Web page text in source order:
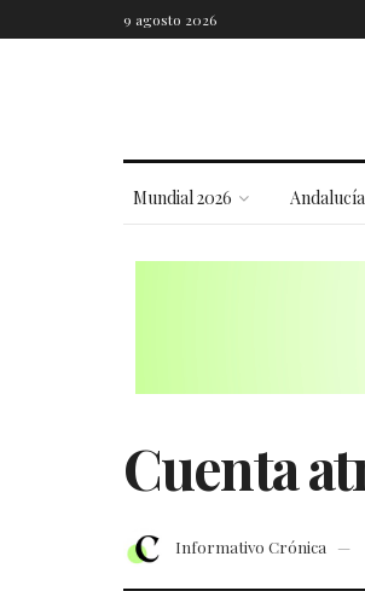
9 agosto 2026
Mundial 2026 Andalucía
Cuenta
Informativo Crónica